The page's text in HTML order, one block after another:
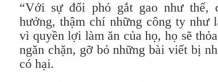
“Với sự đối phó gắt gao như thế,
hưởng, thậm chí những công ty như
vì quyền lợi làm ăn của họ, họ sẽ
ngăn chặn, gỡ bỏ những bài viết bị
có hại.